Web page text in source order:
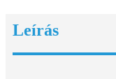
Leírás